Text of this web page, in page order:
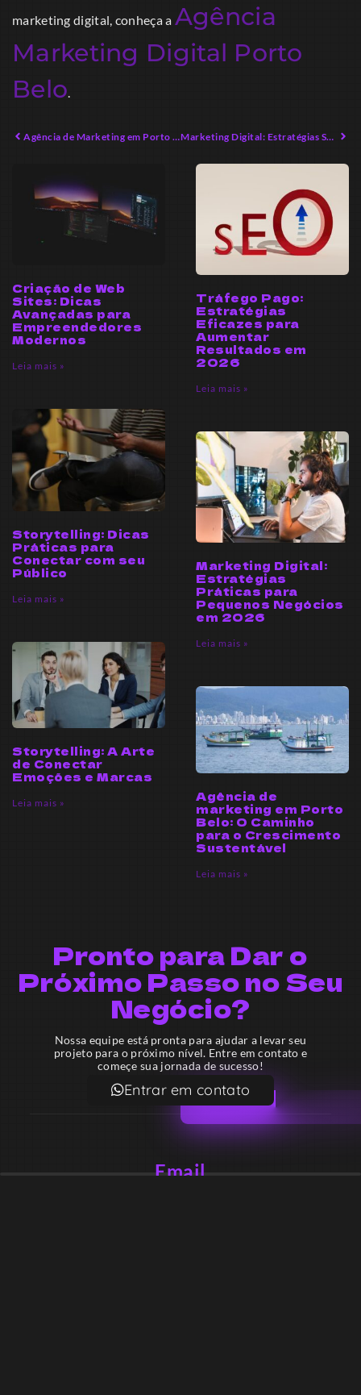
marketing digital, conheça a Agência
Marketing Digital Porto
Belo
Agência de Marketing em Porto Belo: O que Sua Empresa Precisa Saber Marketing Digital: Estratégias Sustentáveis para 2026
Criação de Web
Sites: Dicas
Avançadas para
Empreendedores
Modernos
Leia mais »
Tráfego Pago:
Estratégias
Eficazes para
Aumentar
Resultados em
2026
Leia mais »
Storytelling: Dicas
Práticas para
Conectar com seu
Público
Leia mais »
Marketing Digital:
Estratégias
Práticas para
Pequenos Negócios
em 2026
Leia mais »
Storytelling: A Arte
de Conectar
Emoções e Marcas
Leia mais »
Agência de
marketing em Porto
Belo: O Caminho
para o Crescimento
Sustentável
Leia mais »
Pronto para Dar o
Próximo Passo no Seu
Negócio?
Nossa equipe está pronta para ajudar a levar seu
projeto para o próximo nível. Entre em contato e
começe sua jornada de sucesso!
Entrar em contato
Email